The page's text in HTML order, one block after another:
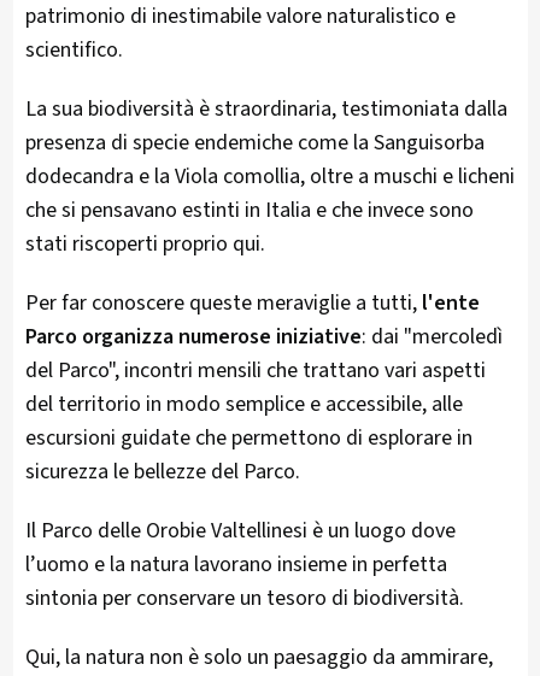
patrimonio di inestimabile valore naturalistico e
scientifico.
La sua biodiversità è straordinaria, testimoniata dalla
presenza di specie endemiche come la Sanguisorba
dodecandra e la Viola comollia, oltre a muschi e licheni
che si pensavano estinti in Italia e che invece sono
stati riscoperti proprio qui.
Per far conoscere queste meraviglie a tutti, l'ente
Parco organizza numerose iniziative: dai "mercoledì
del Parco", incontri mensili che trattano vari aspetti
del territorio in modo semplice e accessibile, alle
escursioni guidate che permettono di esplorare in
sicurezza le bellezze del Parco.
Il Parco delle Orobie Valtellinesi è un luogo dove
l’uomo e la natura lavorano insieme in perfetta
sintonia per conservare un tesoro di biodiversità.
Qui, la natura non è solo un paesaggio da ammirare,